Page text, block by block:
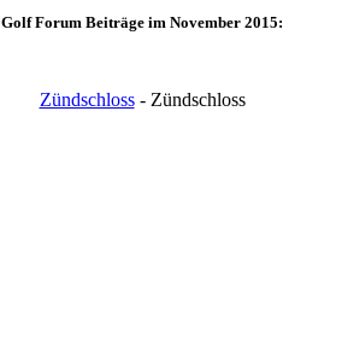
Golf Forum Beiträge im November 2015:
Zündschloss- Zündschloss